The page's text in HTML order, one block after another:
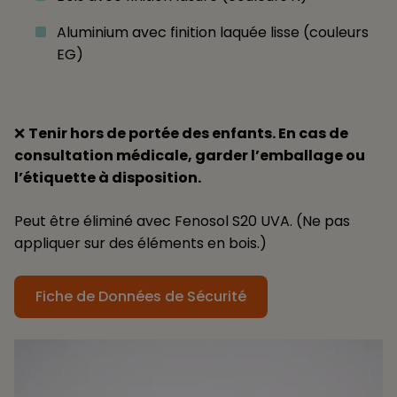
Aluminium avec finition laquée lisse (couleurs
EG)
❌ Tenir hors de portée des enfants. En cas de
consultation médicale, garder l’emballage ou
l’étiquette à disposition.
Peut être éliminé avec Fenosol S20 UVA. (Ne pas
appliquer sur des éléments en bois.)
Fiche de Données de Sécurité